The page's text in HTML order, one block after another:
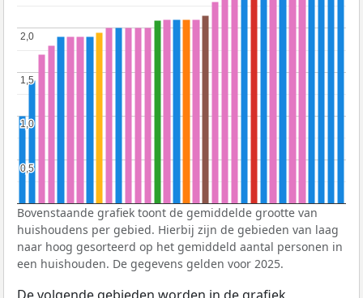
0,5
0,5
1,0
1,0
1,5
1,5
2,0
2,0
Bovenstaande grafiek toont de gemiddelde grootte van
huishoudens per gebied. Hierbij zijn de gebieden van laag
naar hoog gesorteerd op het gemiddeld aantal personen in
een huishouden. De gegevens gelden voor 2025.